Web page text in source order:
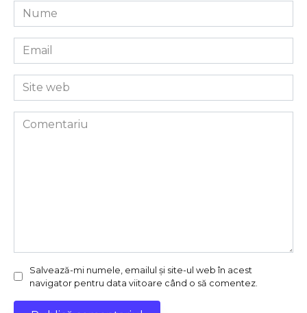
Nume
*
Email
*
Site
web
Comentariu
Salvează-mi numele, emailul și site-ul web în acest
navigator pentru data viitoare când o să comentez.